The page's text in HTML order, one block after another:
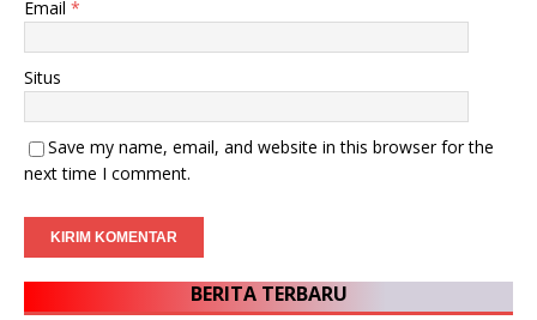
Email *
Situs
Save my name, email, and website in this browser for the
next time I comment.
BERITA TERBARU